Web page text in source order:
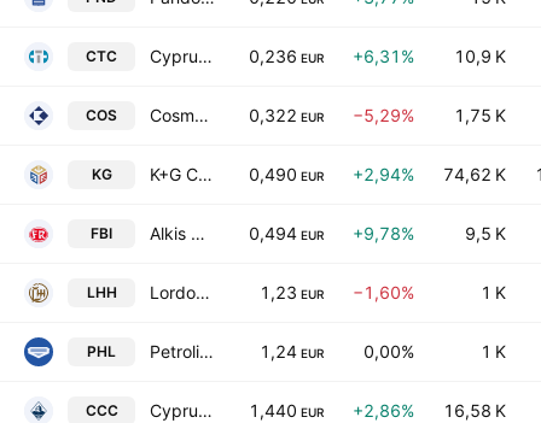
CTC Cyprus Trading Corporation Plc 0,236 EUR +6,31% 10,9 K
COS Cosmos Insurance Public Co. Ltd. 0,322 EUR −5,29% 1,75 K
KG K+G Complex Public Company Ltd 0,490 EUR +2,94% 74,62 K
FBI Alkis H. Hadjikyriacos (Frou Frou Biscuits) Public Ltd. 0,494 EUR +9,78% 9,5 K
LHH Lordos Hotel(Holdings) Public Ltd. 1,23 EUR −1,60% 1 K
PHL Petrolina (Holdings) Public Ltd. 1,24 EUR 0,00% 1 K
CCC Cyprus Cement Company Limited 1,440 EUR +2,86% 16,58 K